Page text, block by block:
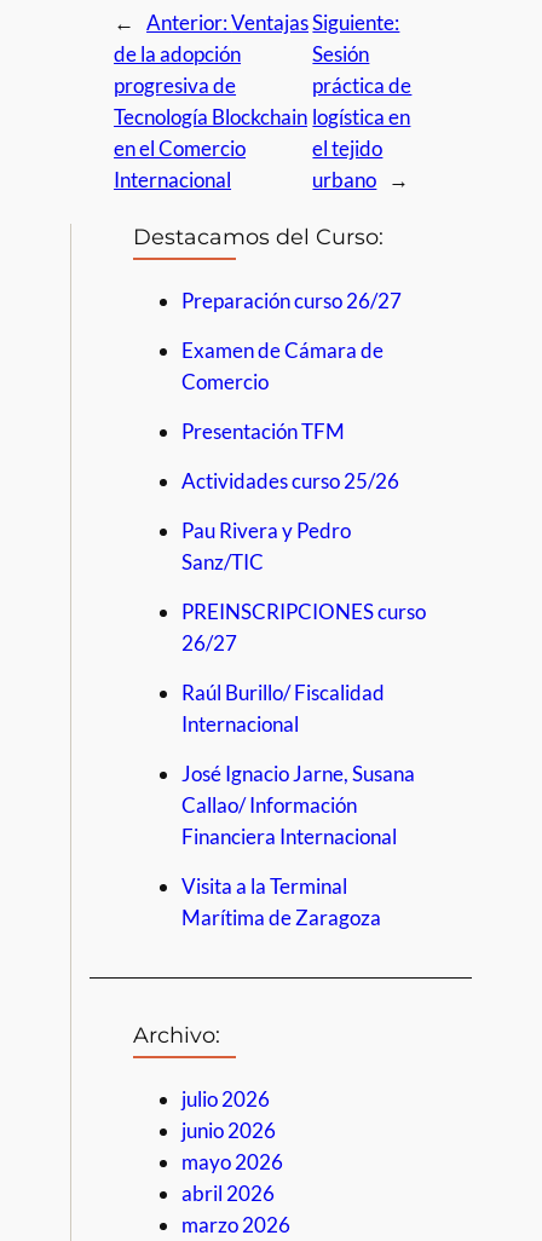
← Anterior:Ventajas
de la adopción
progresiva de
Tecnología Blockchain
en el Comercio
Internacional
Siguiente:
Sesión
práctica de
logística en
el tejido
urbano
→
Destacamos del Curso:
Preparación curso 26/27
Examen de Cámara de
Comercio
Presentación TFM
Actividades curso 25/26
Pau Rivera y Pedro
Sanz/TIC
PREINSCRIPCIONES curso
26/27
Raúl Burillo/ Fiscalidad
Internacional
José Ignacio Jarne, Susana
Callao/ Información
Financiera Internacional
Visita a la Terminal
Marítima de Zaragoza
Archivo:
julio 2026
junio 2026
mayo 2026
abril 2026
marzo 2026